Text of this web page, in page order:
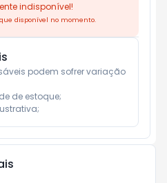
indisponível!
disponível no momento.
podem sofrer variação
de estoque;